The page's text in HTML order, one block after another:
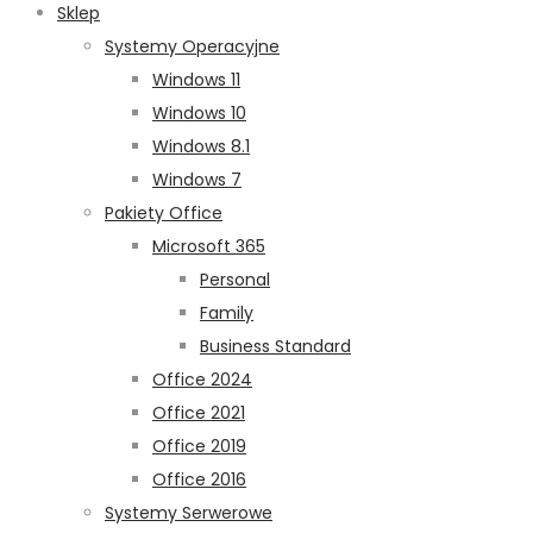
Sklep
Systemy Operacyjne
Windows 11
Windows 10
Windows 8.1
Windows 7
Pakiety Office
Microsoft 365
Personal
Family
Business Standard
Office 2024
Office 2021
Office 2019
Office 2016
Systemy Serwerowe